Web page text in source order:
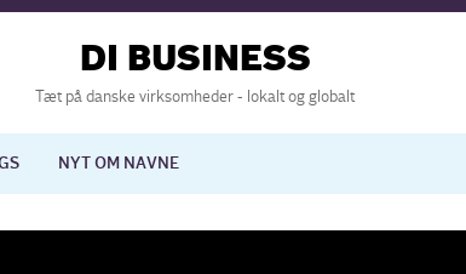
DI BUSINESS
Tæt på danske virksomheder - lokalt og globalt
NYT OM NAVNE